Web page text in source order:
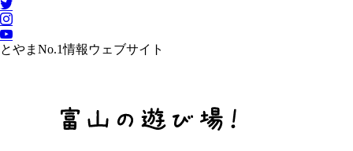
とやまNo.1情報ウェブサイト